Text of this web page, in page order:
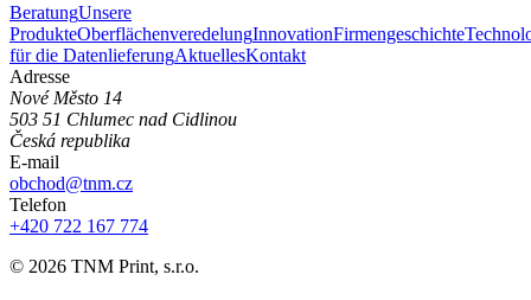
BeratungUnsere
ProdukteOberflächenveredelungInnovationFirmengeschichte
für die DatenlieferungAktuellesKontakt
Adresse
Nové Město 14
503 51 Chlumec nad Cidlinou
Česká republika
E-mail
obchod@tnm.cz
Telefon
+420 722 167 774
© 2026 TNM Print, s.r.o.